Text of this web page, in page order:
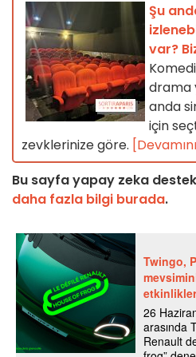
Şu
var?
drama
anda
için
zevklerinize göre.
Bu sayfa yapay zeka
daha fazla bilgi burada.